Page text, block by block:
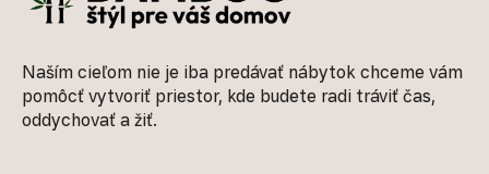
Naším cieľom nie je iba predávať nábytok chceme vám
pomôcť vytvoriť priestor, kde budete radi tráviť čas,
oddychovať a žiť.